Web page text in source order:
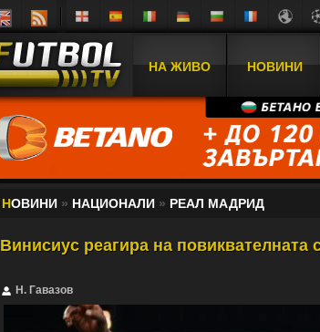
НА ЖИВО НОВИНИ
НОВИНИ » НАЦИОНАЛИ » РЕАЛ МАДРИД
Винисиус реагира на повиквателната
Н. Гавазов